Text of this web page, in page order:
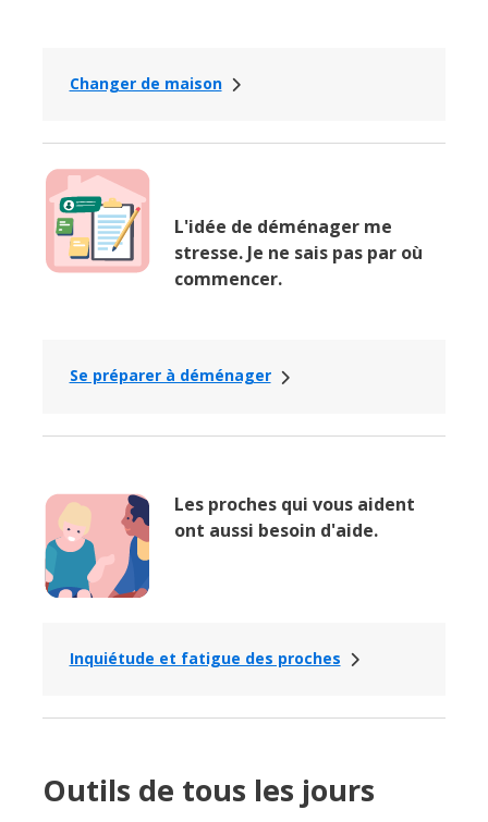
Changer de maison
L'idée de déménager me
stresse. Je ne sais pas par où
commencer.
Se préparer à déménager
Les proches qui vous aident
ont aussi besoin d'aide.
Inquiétude et fatigue des proches
Outils de tous les jours